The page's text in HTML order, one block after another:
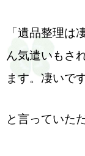
「遺品整理は
ん気遣いもさ
ます。凄いで
と言っていた